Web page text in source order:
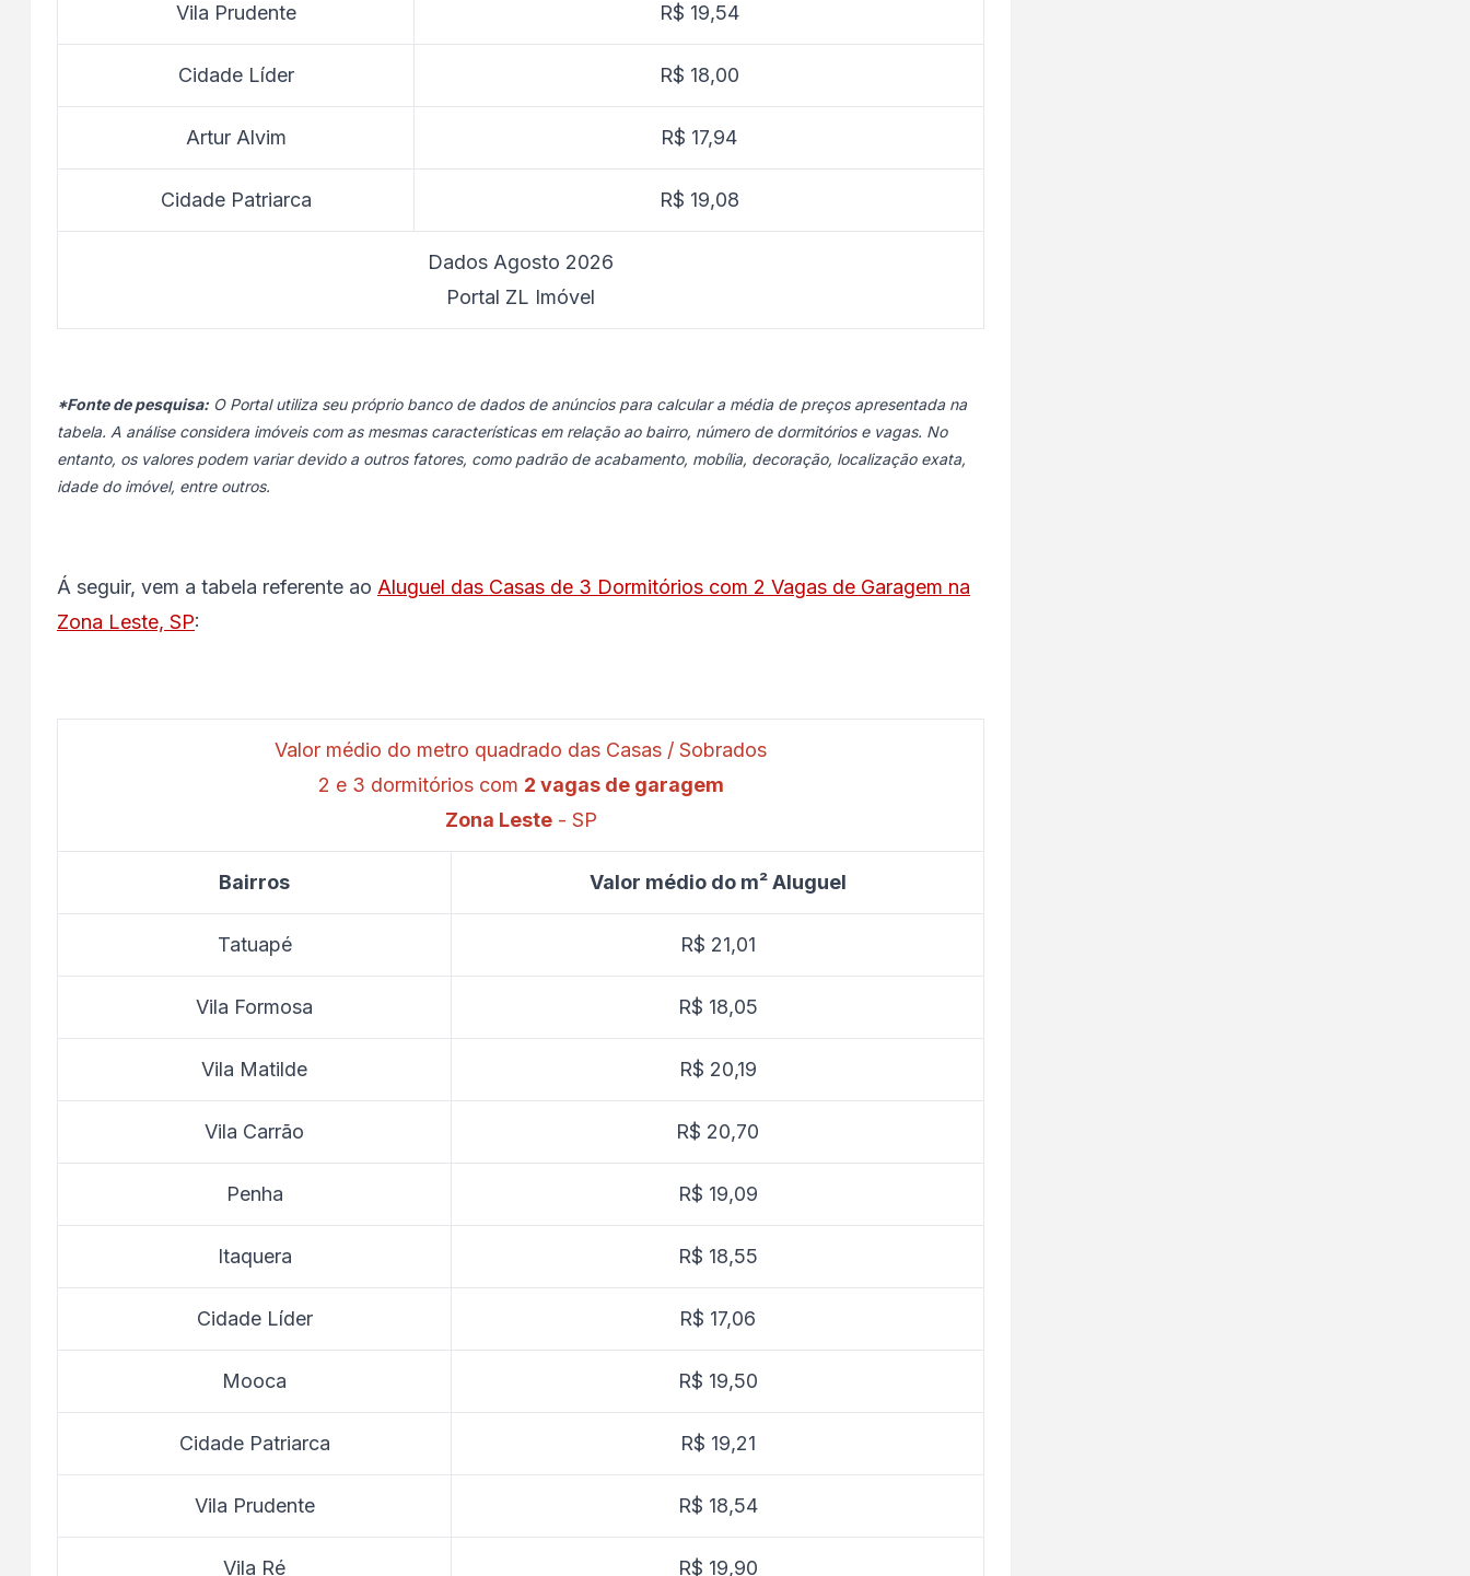
Vila Prudente R$ 19,54
Cidade Líder R$ 18,00
Artur Alvim R$ 17,94
Cidade Patriarca R$ 19,08
Dados Agosto 2026
Portal ZL Imóvel
*Fonte de pesquisa: O Portal utiliza seu próprio banco de dados de anúncios para calcular a média de preços apresentada na
tabela. A análise considera imóveis com as mesmas características em relação ao bairro, número de dormitórios e vagas. No
entanto, os valores podem variar devido a outros fatores, como padrão de acabamento, mobília, decoração, localização exata,
idade do imóvel, entre outros.
Á seguir, vem a tabela referente ao Aluguel das Casas de 3 Dormitórios com 2 Vagas de Garagem na
Zona Leste, SP:
Valor médio do metro quadrado das Casas / Sobrados
2 e 3 dormitórios com 2 vagas de garagem
Zona Leste- SP
Bairros Valor médio do m² Aluguel
Tatuapé R$ 21,01
Vila Formosa R$ 18,05
Vila Matilde R$ 20,19
Vila Carrão R$ 20,70
Penha R$ 19,09
Itaquera R$ 18,55
Cidade Líder R$ 17,06
Mooca R$ 19,50
Cidade Patriarca R$ 19,21
Vila Prudente R$ 18,54
Vila Ré R$ 19,90